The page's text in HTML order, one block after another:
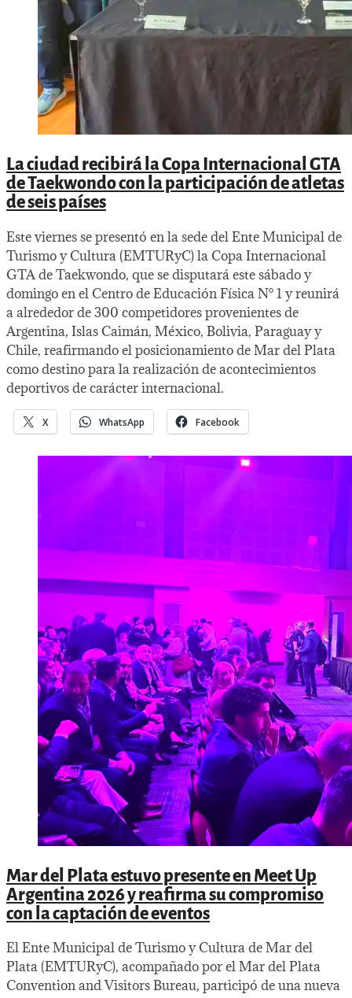
La ciudad recibirá la Copa Internacional GTA
de Taekwondo con la participación de atletas
de seis países
Este viernes se presentó en la sede del Ente Municipal de
Turismo y Cultura (EMTURyC) la Copa Internacional
GTA de Taekwondo, que se disputará este sábado y
domingo en el Centro de Educación Física N° 1 y reunirá
a alrededor de 300 competidores provenientes de
Argentina, Islas Caimán, México, Bolivia, Paraguay y
Chile, reafirmando el posicionamiento de Mar del Plata
como destino para la realización de acontecimientos
deportivos de carácter internacional.
X WhatsApp Facebook
Mar del Plata estuvo presente en Meet Up
Argentina 2026 y reafirma su compromiso
con la captación de eventos
El Ente Municipal de Turismo y Cultura de Mar del
Plata (EMTURyC), acompañado por el Mar del Plata
Convention and Visitors Bureau, participó de una nueva